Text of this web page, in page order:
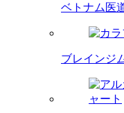
ベトナム医
ブレインジ